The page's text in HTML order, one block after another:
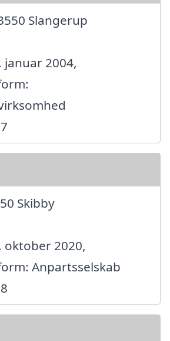
Slangerup
2004,
Skibby
oktober 2020,
Anpartsselskab